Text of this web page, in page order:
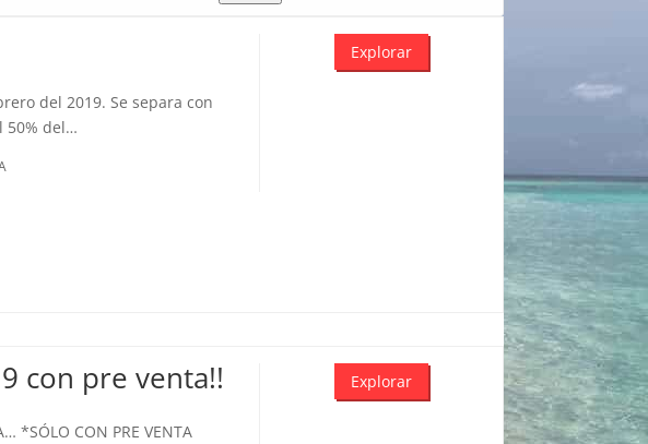
del 2019. Se separa con
50% del…
Explorar
con pre venta!!
*SÓLO CON PRE VENTA
Explorar